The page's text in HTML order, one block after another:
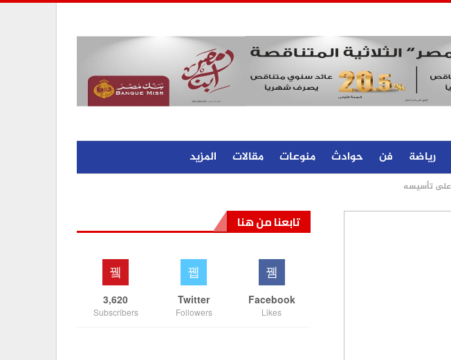
رياضة فن حوادث منوعات مقالات المزيد
تابعنا من هنا
Facebook
Likes
Twitter
Followers
3,620
Subscribers